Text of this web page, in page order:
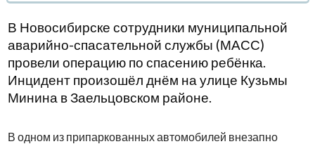
В Новосибирске сотрудники муниципальной
аварийно-спасательной службы (МАСС)
провели операцию по спасению ребёнка.
Инцидент произошёл днём на улице Кузьмы
Минина в Заельцовском районе.
В одном из припаркованных автомобилей внезапно